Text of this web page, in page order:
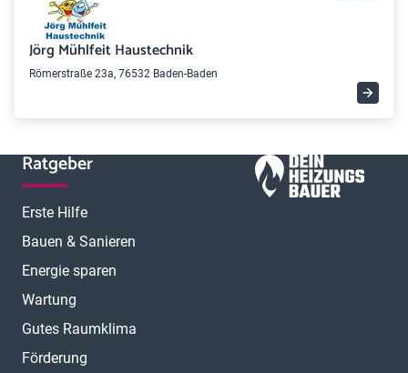
Jörg Mühlfeit Haustechnik
Römerstraße 23a, 76532 Baden-Baden
Ratgeber
Erste Hilfe
Bauen & Sanieren
Energie sparen
Wartung
Gutes Raumklima
Förderung